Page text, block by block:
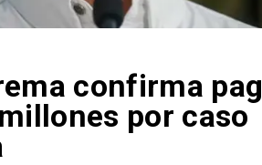
confirma
por caso